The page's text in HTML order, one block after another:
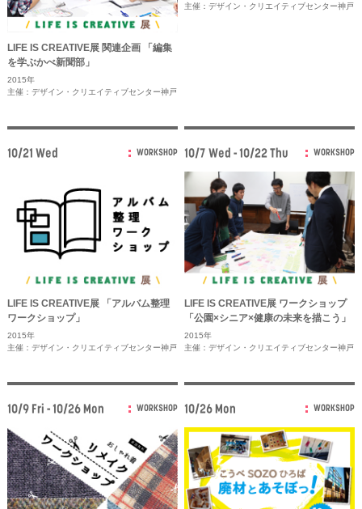
LIFE IS CREATIVE展 関連企画 「編集
を学ぶかべ新聞部」
2015年
主催：デザイン・クリエイティブセンター神戸
主催：デザイン・クリエイティブセンター神戸
10/21 Wed WORKSHOP
LIFE IS CREATIVE展 「アルバム整理
ワークショップ」
2015年
主催：デザイン・クリエイティブセンター神戸
10/7 Wed - 10/22 Thu WORKSHOP
LIFE IS CREATIVE展 ワークショップ
「公園×シニア×健康の未来を描こう」
2015年
主催：デザイン・クリエイティブセンター神戸
10/9 Fri - 10/26 Mon WORKSHOP 10/26 Mon WORKSHOP